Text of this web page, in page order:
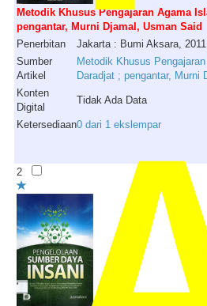
Metodik Khusus Pengajaran Agama
pengantar, Murni Djamal, Usman Said
Penerbitan
Jakarta : Bumi Aksara, 2011
Sumber
Artikel
Metodik Khusus
Daradjat ; pengantar, Murni
Konten
Digital
Tidak Ada Data
Ketersediaan0 dari 1 ekslempar
2